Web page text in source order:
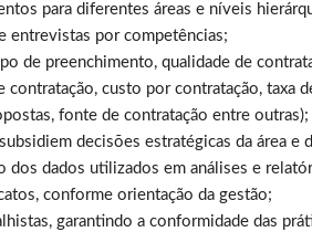
para diferentes áreas e níveis
entrevistas por competências;
de preenchimento, qualidade de
custo por contratação, taxa
fonte de contratação entre outras);
decisões estratégicas da área e
dos dados utilizados em análises e
conforme orientação da gestão;
garantindo a conformidade das